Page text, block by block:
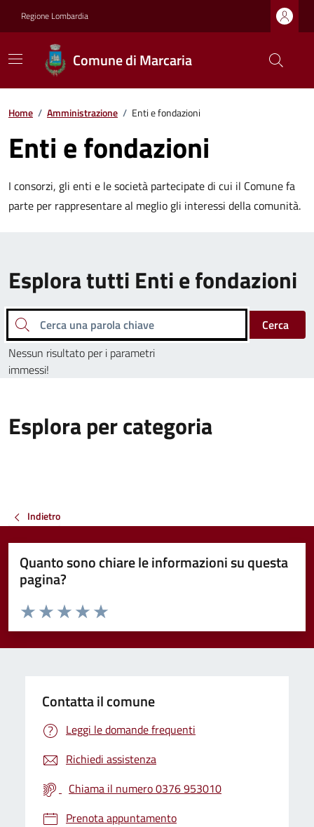
Regione Lombardia
Comune di Marcaria
Home / Amministrazione / Enti e fondazioni
Enti e fondazioni
I consorzi, gli enti e le società partecipate di cui il Comune fa
parte per rappresentare al meglio gli interessi della comunità.
Esplora tutti Enti e fondazioni
Cerca una parola chiave
Cerca
Nessun risultato per i parametri
immessi!
Esplora per categoria
Indietro
Quanto sono chiare le informazioni su questa
pagina?
Valuta da 1 a 5 stelle la pagina
Valuta 5 stelle su 5
Valuta 4 stelle su 5
Valuta 3 stelle su 5
Valuta 2 stelle su 5
Valuta 1 stelle su 5
Contatta il comune
Leggi le domande frequenti
Richiedi assistenza
Chiama il numero 0376 953010
Prenota appuntamento